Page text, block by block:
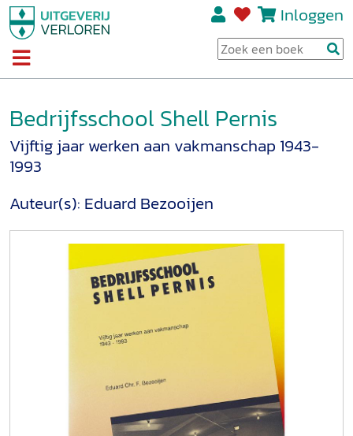
Inloggen
Bedrijfsschool Shell Pernis
Vijftig jaar werken aan vakmanschap 1943-
1993
Auteur(s): Eduard Bezooijen